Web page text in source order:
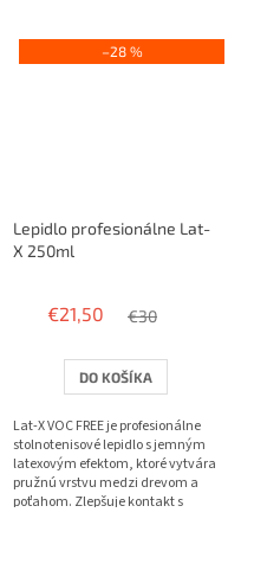
–28 %
Lepidlo profesionálne Lat-
X 250ml
€21,50 €30
DO KOŠÍKA
Lat-X VOC FREE je profesionálne
stolnotenisové lepidlo s jemným
latexovým efektom, ktoré vytvára
pružnú vrstvu medzi drevom a
poťahom. Zlepšuje kontakt s